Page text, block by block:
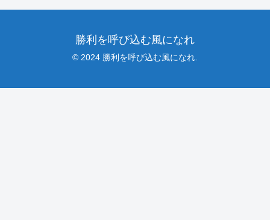
勝利を呼び込む風になれ
© 2024 勝利を呼び込む風になれ.